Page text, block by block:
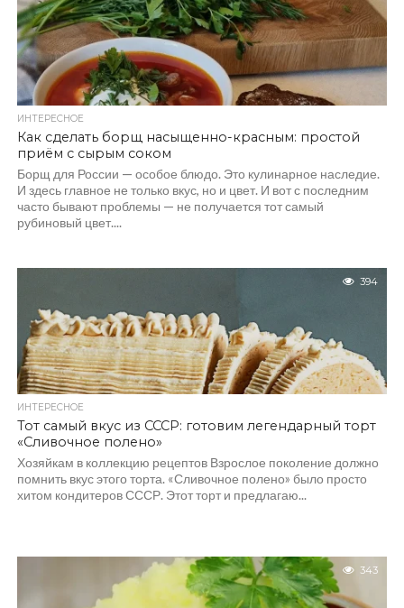
ИНТЕРЕСНОЕ
Как сделать борщ насыщенно-красным: простой
приём с сырым соком
Борщ для России — особое блюдо. Это кулинарное наследие.
И здесь главное не только вкус, но и цвет. И вот с последним
часто бывают проблемы — не получается тот самый
рубиновый цвет....
394
ИНТЕРЕСНОЕ
Тот самый вкус из СССР: готовим легендарный торт
«Сливочное полено»
Хозяйкам в коллекцию рецептов Взрослое поколение должно
помнить вкус этого торта. «Сливочное полено» было просто
хитом кондитеров СССР. Этот торт и предлагаю...
343